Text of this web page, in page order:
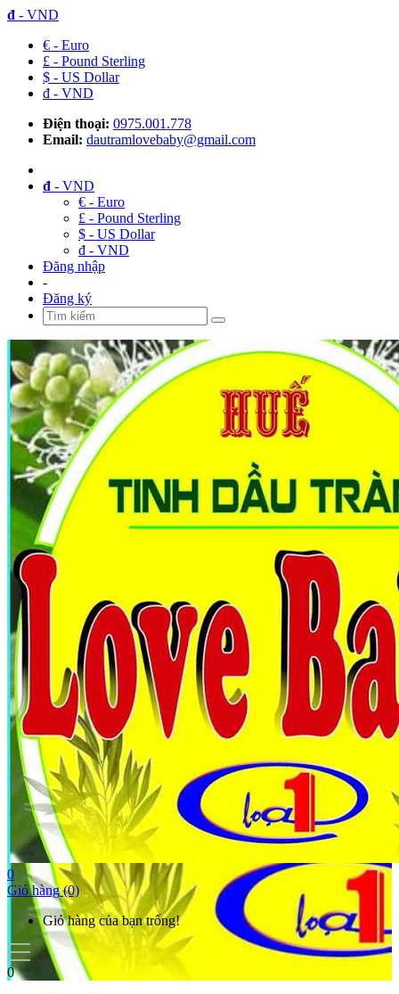
đ - VND
€ - Euro
£ - Pound Sterling
$ - US Dollar
đ - VND
Điện thoại: 0975.001.778
Email: dautramlovebaby@gmail.com
đ - VND
€ - Euro
£ - Pound Sterling
$ - US Dollar
đ - VND
Đăng nhập
-
Đăng ký
0
Giỏ hàng (0)
Giỏ hàng của bạn trống!
0